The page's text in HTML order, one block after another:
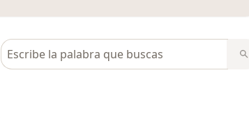
Busca en opiniones